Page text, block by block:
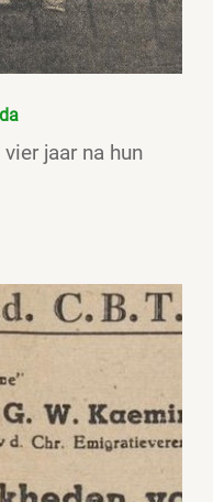
jaar na hun